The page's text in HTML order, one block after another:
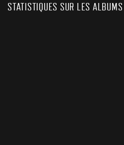
STATISTIQUES SUR LES ALBUMS